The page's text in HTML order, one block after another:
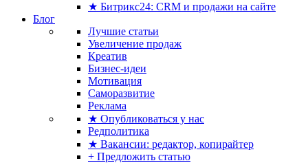
★ Битрикс24: CRM и продажи на сайте
Блог
Лучшие статьи
Увеличение продаж
Креатив
Бизнес-идеи
Мотивация
Саморазвитие
Реклама
★ Опубликоваться у нас
Редполитика
★ Вакансии: редактор, копирайтер
+ Предложить статью